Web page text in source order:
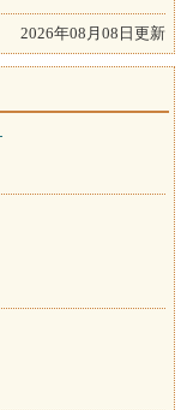
2026年08月08日更新